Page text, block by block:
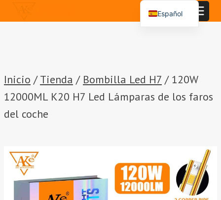
al
Inicio / Tienda / Bombilla Led H7 / 120W
12000ML K20 H7 Led Lámparas de los faros
del coche
Español